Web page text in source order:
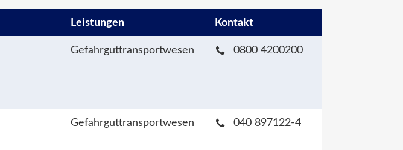
Leistungen Kontakt
Gefahrguttransportwesen 0800 4200200
Gefahrguttransportwesen 040 897122-4